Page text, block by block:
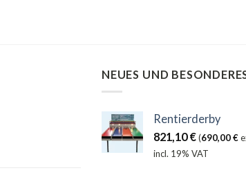
NEUES UND
Rentierderby
821,10€(690,00€
incl. 19% VAT